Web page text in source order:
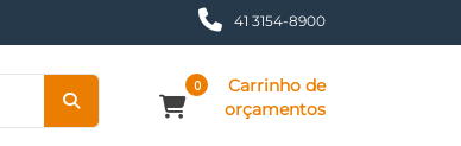
41 3154-8900
0
Carrinho de
orçamentos